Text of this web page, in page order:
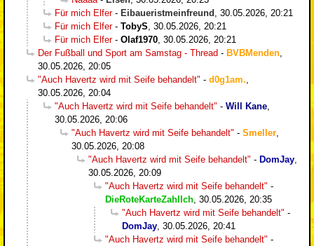
Für mich Elfer- Eibaueristmeinfreund
30.05.2026, 20:21
Für mich Elfer- TobyS 30.05.2026, 20:21
Für mich Elfer- Olaf1970 30.05.2026, 20:21
Der Fußball und Sport am Samstag - Thread - BVBMenden
30.05.2026, 20:05
"Auch Havertz wird mit Seife behandelt" - d0g1am.
30.05.2026, 20:04
"Auch Havertz wird mit Seife behandelt" - Will Kane
30.05.2026, 20:06
"Auch Havertz wird mit Seife behandelt" - Smeller
30.05.2026, 20:08
"Auch Havertz wird mit Seife behandelt" - DomJay
30.05.2026, 20:09
"Auch Havertz wird mit Seife behandelt" -
DieRoteKarteZahlIch 30.05.2026, 20:35
"Auch Havertz wird mit Seife behandelt" -
DomJay 30.05.2026, 20:41
"Auch Havertz wird mit Seife behandelt" -